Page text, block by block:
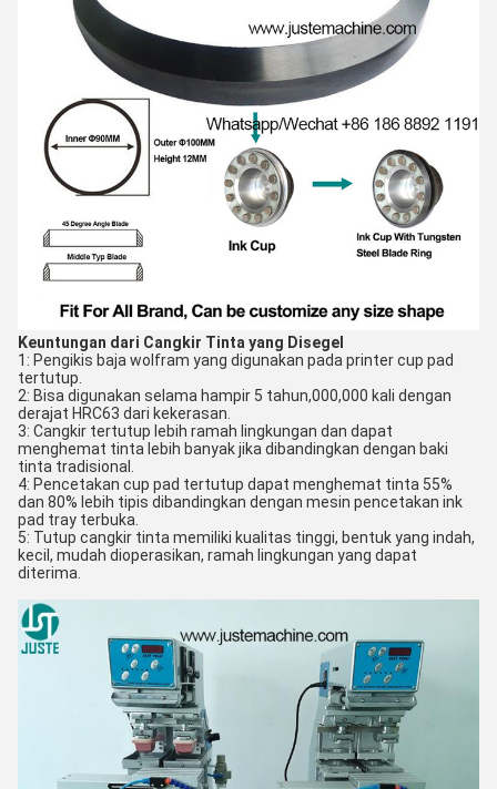
Keuntungan dari Cangkir Tinta yang Disegel
1: Pengikis baja wolfram yang digunakan pada printer cup pad
tertutup.
2: Bisa digunakan selama hampir 5 tahun,000,000 kali dengan
derajat HRC63 dari kekerasan.
3: Cangkir tertutup lebih ramah lingkungan dan dapat
menghemat tinta lebih banyak jika dibandingkan dengan baki
tinta tradisional.
4: Pencetakan cup pad tertutup dapat menghemat tinta 55%
dan 80% lebih tipis dibandingkan dengan mesin pencetakan ink
pad tray terbuka.
5: Tutup cangkir tinta memiliki kualitas tinggi, bentuk yang indah,
kecil, mudah dioperasikan, ramah lingkungan yang dapat
diterima.